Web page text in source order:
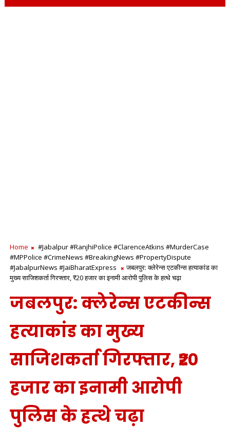
Home
#Jabalpur #RanjhiPolice #ClarenceAtkins #MurderCase
#MPPolice #CrimeNews #BreakingNews #PropertyDispute
#JabalpurNews #JaiBharatExpress
जबलपुर: क्लेरेन्स एटकीन्स हत्याकांड का
मुख्य साजिशकर्ता गिरफ्तार, ₹20 हजार का इनामी आरोपी पुलिस के हत्थे चढ़ा
जबलपुर: क्लेरेन्स एटकीन्स
हत्याकांड का मुख्य
साजिशकर्ता गिरफ्तार, ₹20
हजार का इनामी आरोपी
पुलिस के हत्थे चढ़ा